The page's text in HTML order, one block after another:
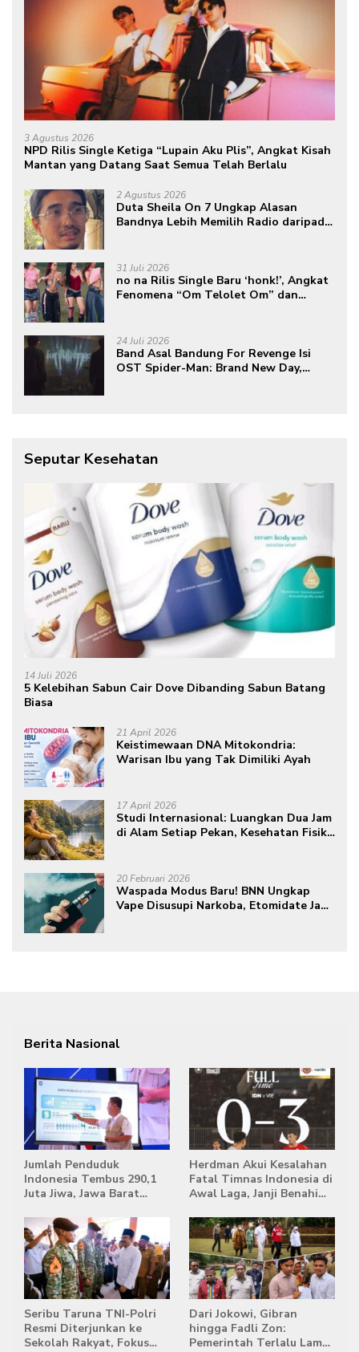
3 Agustus 2026
NPD Rilis Single Ketiga “Lupain Aku Plis”, Angkat Kisah
Mantan yang Datang Saat Semua Telah Berlalu
2 Agustus 2026
Duta Sheila On 7 Ungkap Alasan
Bandnya Lebih Memilih Radio daripada
31 Juli 2026
no na Rilis Single Baru ‘honk!’, Angkat
Fenomena “Om Telolet Om” dan
24 Juli 2026
Band Asal Bandung For Revenge Isi
OST Spider-Man: Brand New Day,
Seputar Kesehatan
14 Juli 2026
5 Kelebihan Sabun Cair Dove Dibanding Sabun Batang
Biasa
21 April 2026
Keistimewaan DNA Mitokondria:
Warisan Ibu yang Tak Dimiliki Ayah
17 April 2026
Studi Internasional: Luangkan Dua Jam
di Alam Setiap Pekan, Kesehatan Fisik
20 Februari 2026
Waspada Modus Baru! BNN Ungkap
Vape Disusupi Narkoba, Etomidate Jadi
Berita Nasional
Jumlah Penduduk
Indonesia Tembus 290,1
Juta Jiwa, Jawa Barat
Terpadat
Herdman Akui Kesalahan
Fatal Timnas Indonesia di
Awal Laga, Janji Benahi
Singapura
Seribu Taruna TNI-Polri
Resmi Diterjunkan ke
Sekolah Rakyat, Fokus
Dari Jokowi, Gibran
hingga Fadli Zon:
Pemerintah Terlalu Lama